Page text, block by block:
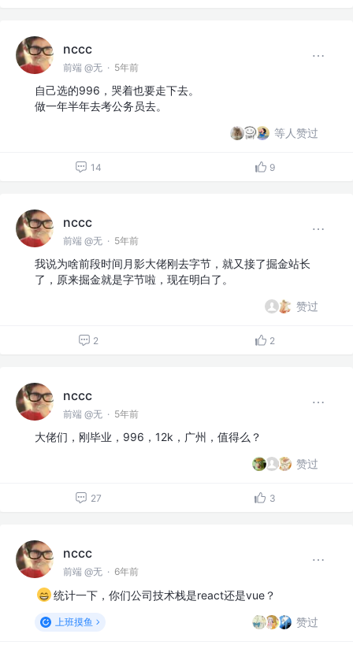
nccc
前端 @无 · 5年前
自己选的996，哭着也要走下去。
做一年半年去考公务员去。
等人赞过
14 9
nccc
前端 @无 · 5年前
我说为啥前段时间月影大佬刚去字节，就又接了掘金站长
了，原来掘金就是字节啦，现在明白了。
赞过
2 2
nccc
前端 @无 · 5年前
大佬们，刚毕业，996，12k，广州，值得么？
赞过
27 3
nccc
前端 @无 · 6年前
统计一下，你们公司技术栈是react还是vue？
上班摸鱼 赞过